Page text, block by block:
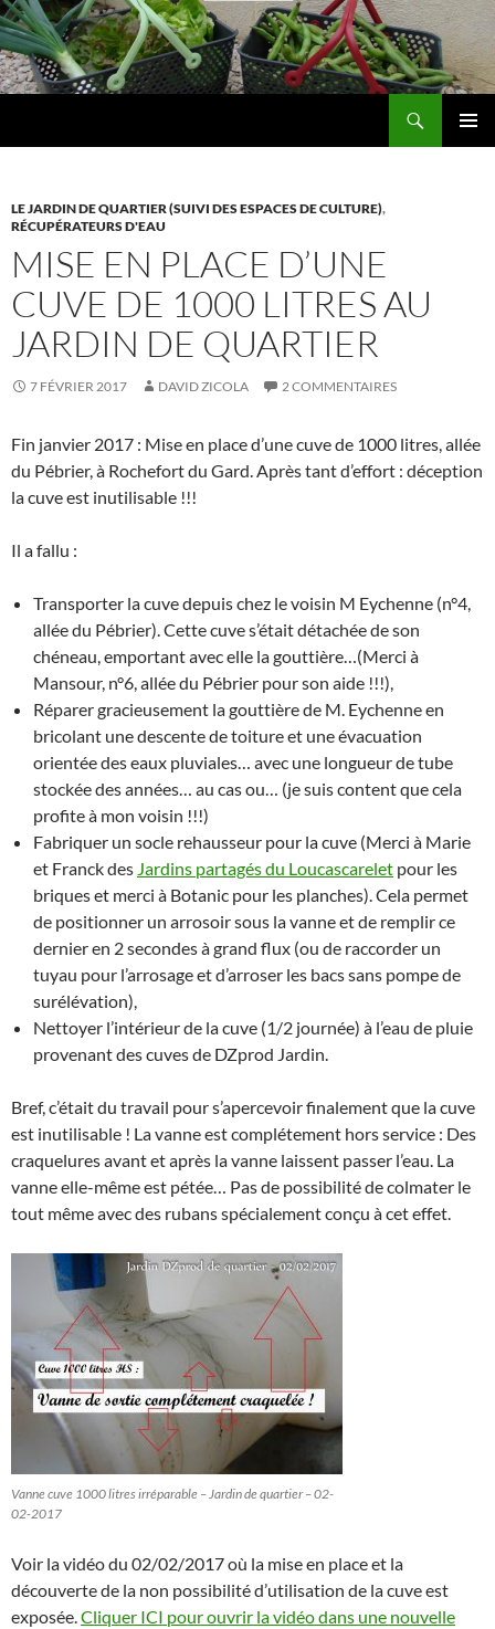
Aller
au
contenu
LE JARDIN DE QUARTIER (SUIVI DES ESPACES DE CULTURE),
RÉCUPÉRATEURS D'EAU
MISE EN PLACE D’UNE
CUVE DE 1000 LITRES AU
JARDIN DE QUARTIER
7 FÉVRIER 2017 DAVID ZICOLA 2 COMMENTAIRES
Fin janvier 2017 : Mise en place d’une cuve de 1000 litres, allée
du Pébrier, à Rochefort du Gard. Après tant d’effort : déception
la cuve est inutilisable !!!
Il a fallu :
Transporter la cuve depuis chez le voisin M Eychenne (n°4,
allée du Pébrier). Cette cuve s’était détachée de son
chéneau, emportant avec elle la gouttière…(Merci à
Mansour, n°6, allée du Pébrier pour son aide !!!),
Réparer gracieusement la gouttière de M. Eychenne en
bricolant une descente de toiture et une évacuation
orientée des eaux pluviales… avec une longueur de tube
stockée des années… au cas ou… (je suis content que cela
profite à mon voisin !!!)
Fabriquer un socle rehausseur pour la cuve (Merci à Marie
et Franck des Jardins partagés du Loucascarelet pour les
briques et merci à Botanic pour les planches). Cela permet
de positionner un arrosoir sous la vanne et de remplir ce
dernier en 2 secondes à grand flux (ou de raccorder un
tuyau pour l’arrosage et d’arroser les bacs sans pompe de
surélévation),
Nettoyer l’intérieur de la cuve (1/2 journée) à l’eau de pluie
provenant des cuves de DZprod Jardin.
Bref, c’était du travail pour s’apercevoir finalement que la cuve
est inutilisable ! La vanne est complétement hors service : Des
craquelures avant et après la vanne laissent passer l’eau. La
vanne elle-même est pétée… Pas de possibilité de colmater le
tout même avec des rubans spécialement conçu à cet effet.
Vanne cuve 1000 litres irréparable – Jardin de quartier – 02-
02-2017
Voir la vidéo du 02/02/2017 où la mise en place et la
découverte de la non possibilité d’utilisation de la cuve est
exposée.Cliquer ICI pour ouvrir la vidéo dans une nouvelle